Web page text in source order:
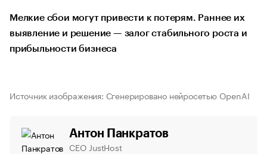
Мелкие сбои могут привести к потерям. Раннее их
выявление и решение — залог стабильного роста и
прибыльности бизнеса
Источник изображения: Сгенерировано нейросетью OpenAI
Антон Панкратов
CEO JustHost